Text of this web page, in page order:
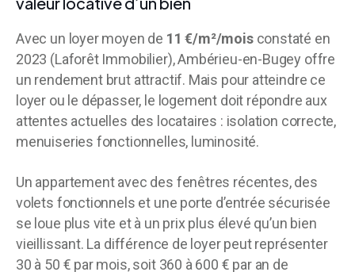
Avec un loyer moyen de 11 €/m²/moisconstaté en
2023 (Laforêt Immobilier), Ambérieu-en-Bugey offre
un rendement brut attractif. Mais pour atteindre ce
loyer ou le dépasser, le logement doit répondre aux
attentes actuelles des locataires : isolation correcte,
menuiseries fonctionnelles, luminosité.
Un appartement avec des fenêtres récentes, des
volets fonctionnels et une porte d’entrée sécurisée
se loue plus vite et à un prix plus élevé qu’un bien
vieillissant. La différence de loyer peut représenter
30 à 50 € par mois, soit 360 à 600 € par an de